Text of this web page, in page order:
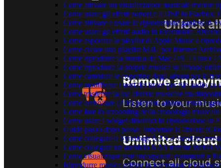
Come attivare un visualizzatore musicale mentre
Come usare gli effetti sonori e il DSP in Flacbox:
Come attivare e usare la riproduzione gapless in
Come usare gli effetti audio in Evermusic:
Come esportare le playlist di Apple Music e
Come creare una playlist M3U per Internet
Come riprodurre la musica da Mac / PC / Linux
Come riprodurre la propria musica su iPhone
Come cambiare le copertine degli album per le
Come modificare i testi dei brani per file audio su
Come trasferire la tua libreria musicale tra
Come archiviare (ZIP) playlist, album, artisti e
Come fare lo scrobbling della cronologia
Come usare i widget dinamici In riproduzione in
Guida passo dopo passo: Importare la libreria
Come collegare il Synology NAS e ascoltare
Come collegare un archivio NAS tramite
Come visualizzare testi incorporati, commenti e
Riprodurre musica offline in Evermusic e